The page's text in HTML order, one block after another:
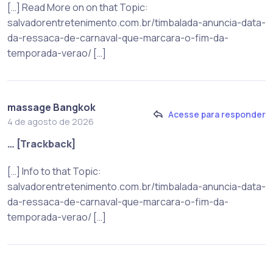
[…] Read More on on that Topic:
salvadorentretenimento.com.br/timbalada-anuncia-data-
da-ressaca-de-carnaval-que-marcara-o-fim-da-
temporada-verao/ […]
massage Bangkok
4 de agosto de 2026
Acesse para responder
… [Trackback]
[…] Info to that Topic:
salvadorentretenimento.com.br/timbalada-anuncia-data-
da-ressaca-de-carnaval-que-marcara-o-fim-da-
temporada-verao/ […]